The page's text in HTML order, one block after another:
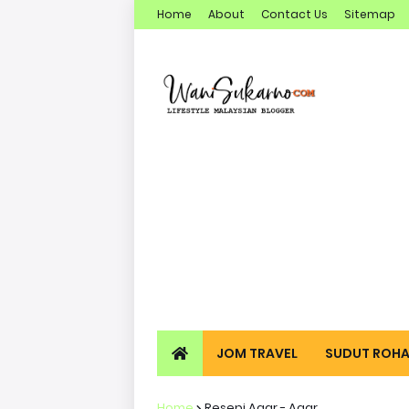
Home About Contact Us Sitemap
JOM TRAVEL SUDUT